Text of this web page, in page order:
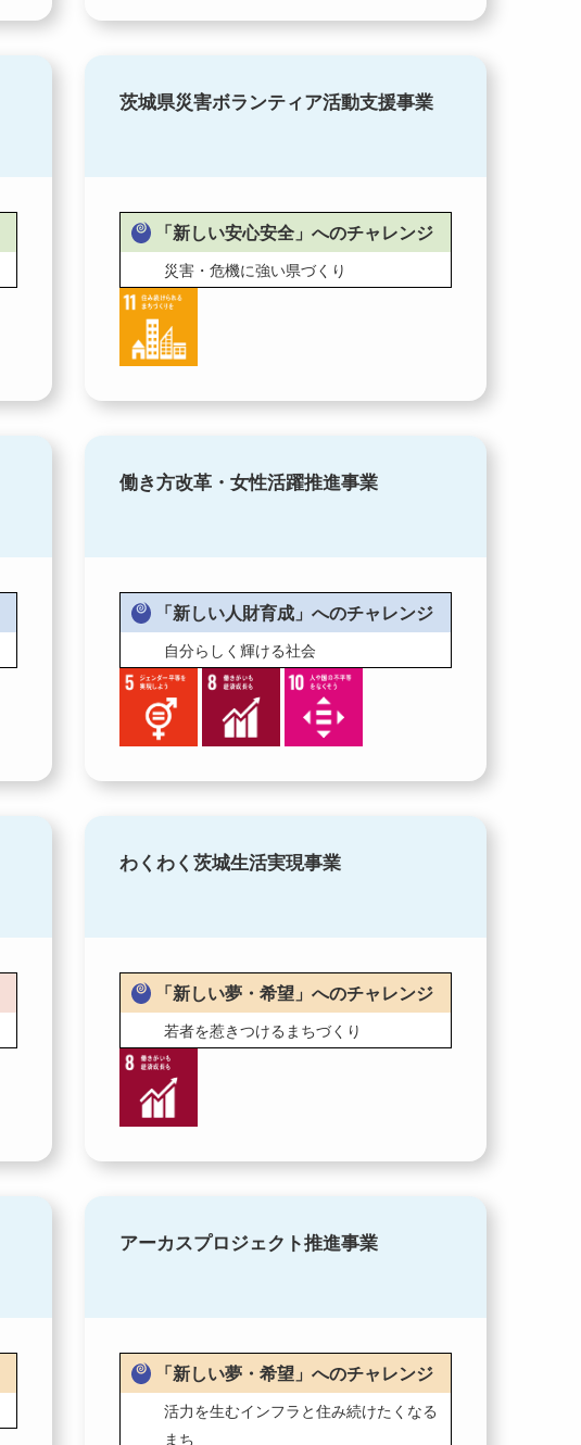
茨城県災害ボランティア活動支援事業
「新しい安心安全」へのチャレンジ
災害・危機に強い県づくり
働き方改革・女性活躍推進事業
「新しい人財育成」へのチャレンジ
自分らしく輝ける社会
わくわく茨城生活実現事業
「新しい夢・希望」へのチャレンジ
若者を惹きつけるまちづくり
アーカスプロジェクト推進事業
「新しい夢・希望」へのチャレンジ
活力を生むインフラと住み続けたくなる
まち